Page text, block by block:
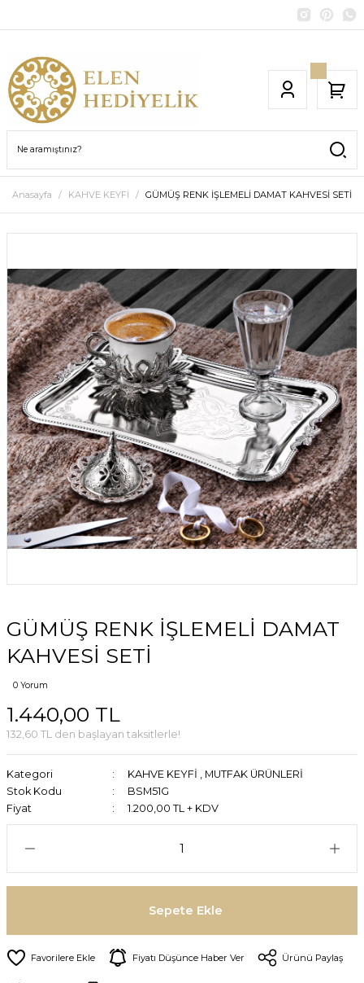
Anasayfa KAHVE KEYFİ GÜMÜŞ RENK İŞLEMELİ DAMAT KAHVESİ SETİ
GÜMÜŞ RENK İŞLEMELİ DAMAT
KAHVESİ SETİ
0 Yorum
1.440,00 TL
132,60 TL den başlayan taksitlerle!
Kategori KAHVE KEYFİ
MUTFAK ÜRÜNLERİ
Stok Kodu
BSM51G
Fiyat
1.200,00 TL + KDV
Sepete Ekle
Fiyatı Düşünce Haber Ver Ürünü Paylaş